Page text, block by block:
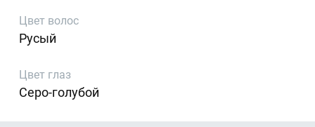
Цвет волос
Русый
Цвет глаз
Серо-голубой